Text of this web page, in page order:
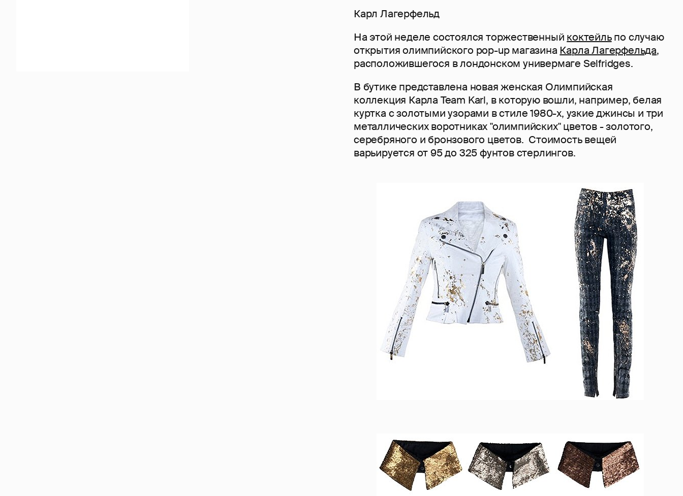
Карл Лагерфельд
На этой неделе состоялся торжественный коктейльпо случаю
открытия олимпийского pop-up магазина Карла Лагерфельда,
расположившегося в лондонском универмаге Selfridges.
В бутике представлена новая женская Олимпийская
коллекция Карла Team Karl, в которую вошли, например, белая
куртка с золотыми узорами в стиле 1980-х, узкие джинсы и три
металлических воротниках "олимпийских" цветов - золотого,
серебряного и бронзового цветов. Стоимость вещей
варьируется от 95 до 325 фунтов стерлингов.